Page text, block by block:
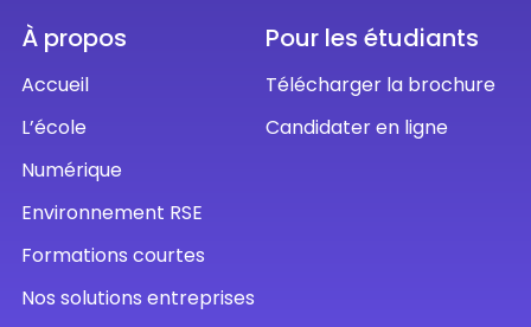
À propos
Accueil
L’école
Numérique
Environnement RSE
Formations courtes
Nos solutions entreprises
Pour les étudiants
Télécharger la brochure
Candidater en ligne